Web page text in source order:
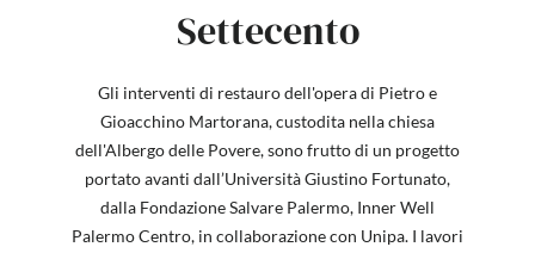
Settecento
Gli interventi di restauro dell'opera di Pietro e
Gioacchino Martorana, custodita nella chiesa
dell'Albergo delle Povere, sono frutto di un progetto
portato avanti dall’Università Giustino Fortunato,
dalla Fondazione Salvare Palermo, Inner Well
Palermo Centro, in collaborazione con Unipa. I lavori